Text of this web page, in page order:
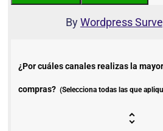
ByWordpress
¿Por cuáles canales realizas la
compras? (Selecciona todas las que